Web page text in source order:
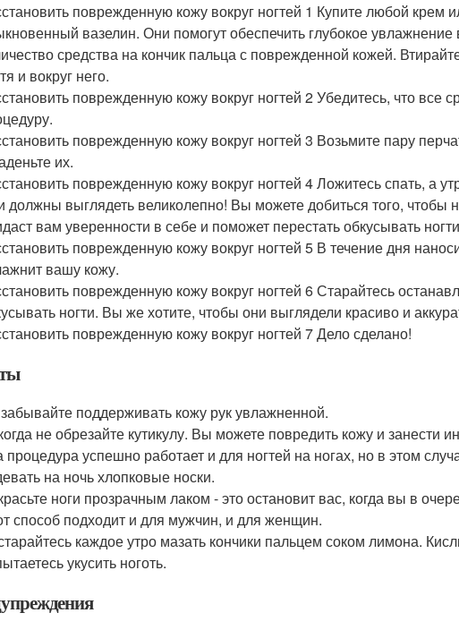
поврежденную кожу вокруг ногтей 1 Купите любой крем
вазелин. Они помогут обеспечить глубокое
средства на кончик пальца с поврежденной кожей.
и вокруг него.
поврежденную кожу вокруг ногтей 2 Убедитесь, что все
поврежденную кожу вокруг ногтей 3 Возьмите пару
их.
поврежденную кожу вокруг ногтей 4 Ложитесь спать, а
должны выглядеть великолепно! Вы можете добиться того, чтобы
вам уверенности в себе и поможет перестать обкусывать
поврежденную кожу вокруг ногтей 5 В течение дня
вашу кожу.
поврежденную кожу вокруг ногтей 6 Старайтесь
ногти. Вы же хотите, чтобы они выглядели красиво и
поврежденную кожу вокруг ногтей 7 Дело сделано!
поддерживать кожу рук увлажненной.
не обрезайте кутикулу. Вы можете повредить кожу и занести
процедура успешно работает и для ногтей на ногах, но в этом
на ночь хлопковые носки.
ноги прозрачным лаком - это остановит вас, когда вы в
способ подходит и для мужчин, и для женщин.
каждое утро мазать кончики пальцем соком лимона.
укусить ноготь.